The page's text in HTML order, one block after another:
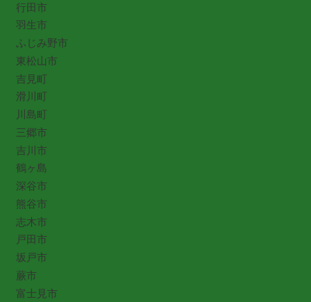
行田市
羽生市
ふじみ野市
東松山市
吉見町
滑川町
川島町
三郷市
吉川市
鶴ヶ島
深谷市
熊谷市
志木市
戸田市
坂戸市
蕨市
富士見市